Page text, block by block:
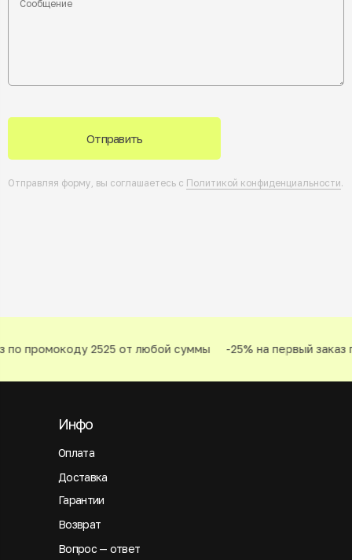
Отправить
Отправляя форму, вы соглашаетесь с Политикой конфиденциальности.
по промокоду 2525 от любой суммы -25% на первый
Оплата
Инфо
Доставка
Гарантии
Возврат
Вопрос — ответ